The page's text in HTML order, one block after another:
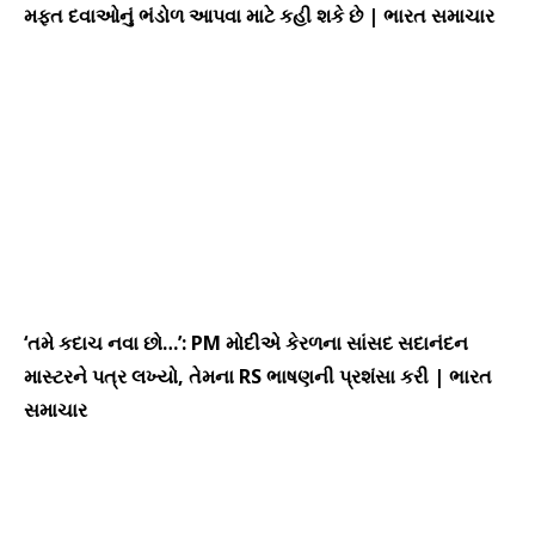
મફત દવાઓનું ભંડોળ આપવા માટે કહી શકે છે | ભારત સમાચાર
‘તમે કદાચ નવા છો…’: PM મોદીએ કેરળના સાંસદ સદાનંદન
માસ્ટરને પત્ર લખ્યો, તેમના RS ભાષણની પ્રશંસા કરી | ભારત
સમાચાર